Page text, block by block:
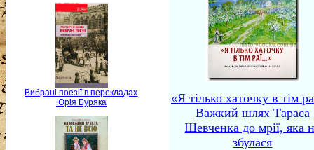
Вибрані поезії в перекладах
Юрія Буряка
«Я тілько хаточку в тім
Важкий шлях Тараса
Шевченка до мрії, яка
збулася